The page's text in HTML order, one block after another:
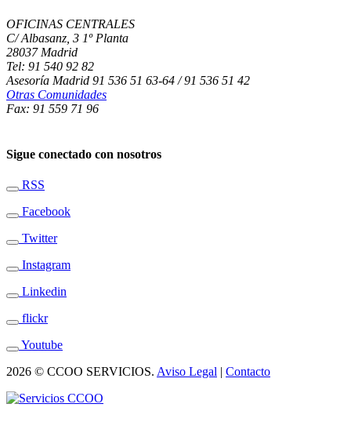
OFICINAS CENTRALES
C/ Albasanz, 3 1º Planta
28037 Madrid
Tel: 91 540 92 82
Asesoría Madrid 91 536 51 63-64 / 91 536 51 42
Otras Comunidades
Fax: 91 559 71 96
Sigue conectado con nosotros
RSS
Facebook
Twitter
Instagram
Linkedin
flickr
Youtube
2026 © CCOO SERVICIOS. Aviso Legal | Contacto